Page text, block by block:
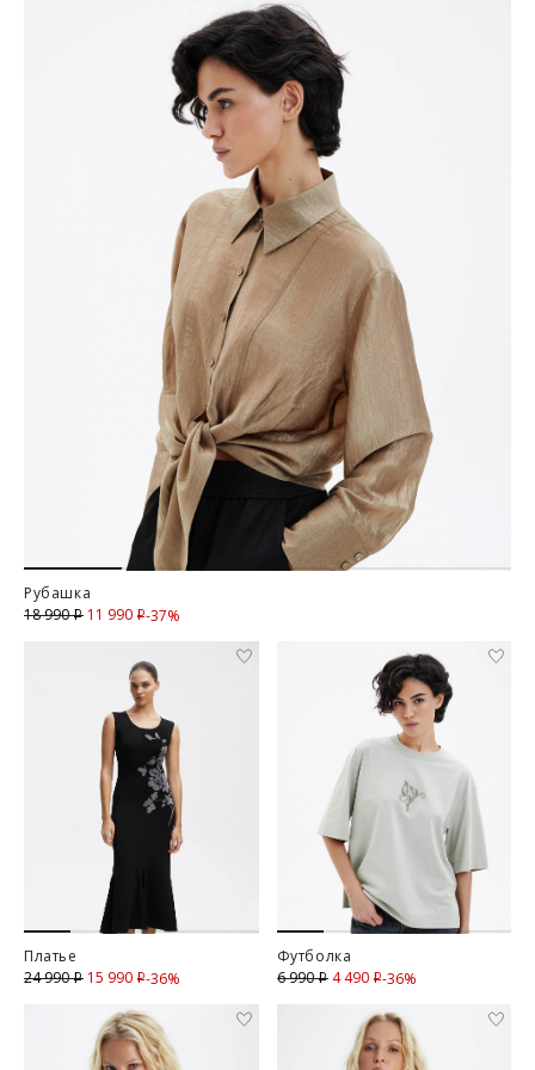
Рубашка
18 990i 11 990 iСкидка
-37%
Платье
24 990i 15 990 iСкидка
-36%
Футболка
6 990i 4 490 iСкидка
-36%